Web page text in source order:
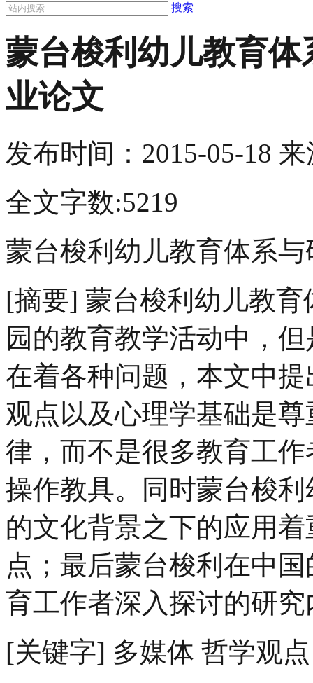
搜索
蒙台梭利幼儿教育
业论文
发布时间： 2015-05-18 来
全文字数:5219
蒙台梭利幼儿教育体系
[摘要] 蒙台梭利幼儿教
园的教育教学活动中，
在着各种问题，本文中
观点以及心理学基础是
律，而不是很多教育工
操作教具。同时蒙台梭
的文化背景之下的应用
点；最后蒙台梭利在中
育工作者深入探讨的研究
[关键字] 多媒体 哲学观